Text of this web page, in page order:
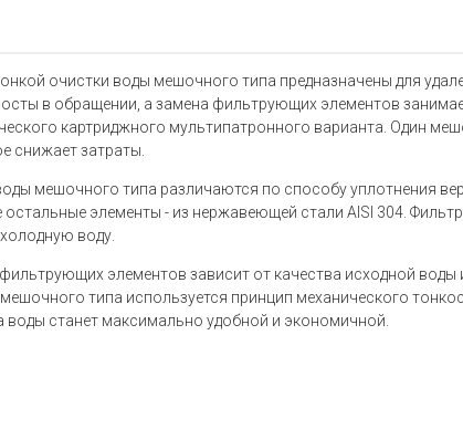
очистки воды мешочного типа предназначены для
в обращении, а замена фильтрующих элементов
картриджного мультипатронного варианта. Один
снижает затраты.
мешочного типа различаются по способу уплотнения
элементы - из нержавеющей стали AISI 304.
воду.
элементов зависит от качества исходной
типа используется принцип механического
станет максимально удобной и экономичной.